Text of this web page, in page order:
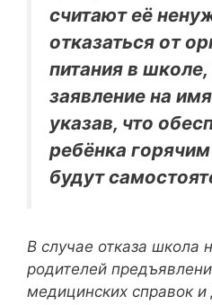
считают её
отказаться от
питания в школе,
заявление на
указав, что
ребёнка
будут
В случае отказа школа
родителей
медицинских справок и